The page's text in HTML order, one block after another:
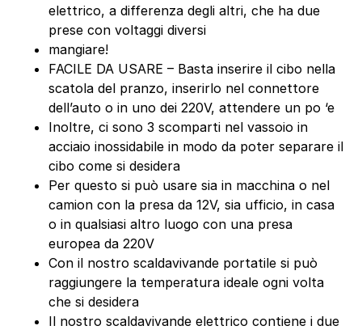
elettrico, a differenza degli altri, che ha due
prese con voltaggi diversi
mangiare!
FACILE DA USARE – Basta inserire il cibo nella
scatola del pranzo, inserirlo nel connettore
dell’auto o in uno dei 220V, attendere un po ‘e
Inoltre, ci sono 3 scomparti nel vassoio in
acciaio inossidabile in modo da poter separare il
cibo come si desidera
Per questo si può usare sia in macchina o nel
camion con la presa da 12V, sia ufficio, in casa
o in qualsiasi altro luogo con una presa
europea da 220V
Con il nostro scaldavivande portatile si può
raggiungere la temperatura ideale ogni volta
che si desidera
Il nostro scaldavivande elettrico contiene i due